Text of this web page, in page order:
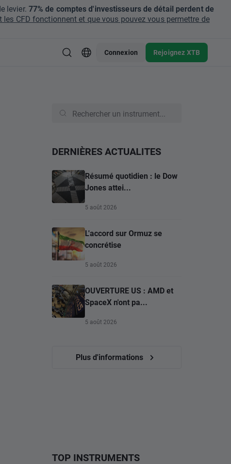
levier. 77% de comptes d'investisseurs de détail perdent de
CFD fonctionnent et que vous pouvez vous permettre de
Connexion Rejoignez XTB
DERNIÈRES ACTUALITES
Résumé quotidien : le Dow
Jones attei...
5 août 2026
L'accord sur Ormuz se
concrétise
5 août 2026
OUVERTURE US : AMD et
SpaceX n'ont pa...
5 août 2026
Plus d'informations
TOP INSTRUMENTS